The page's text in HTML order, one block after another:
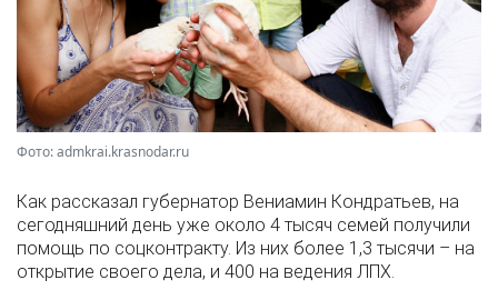
Фото: admkrai.krasnodar.ru
Как рассказал губернатор Вениамин Кондратьев, на
сегодняшний день уже около 4 тысяч семей получили
помощь по соцконтракту. Из них более 1,3 тысячи – на
открытие своего дела, и 400 на ведения ЛПХ.